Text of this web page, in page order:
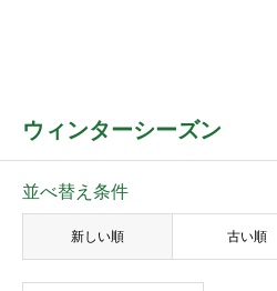
ウィンターシーズン
並べ替え条件
新しい順 古い順